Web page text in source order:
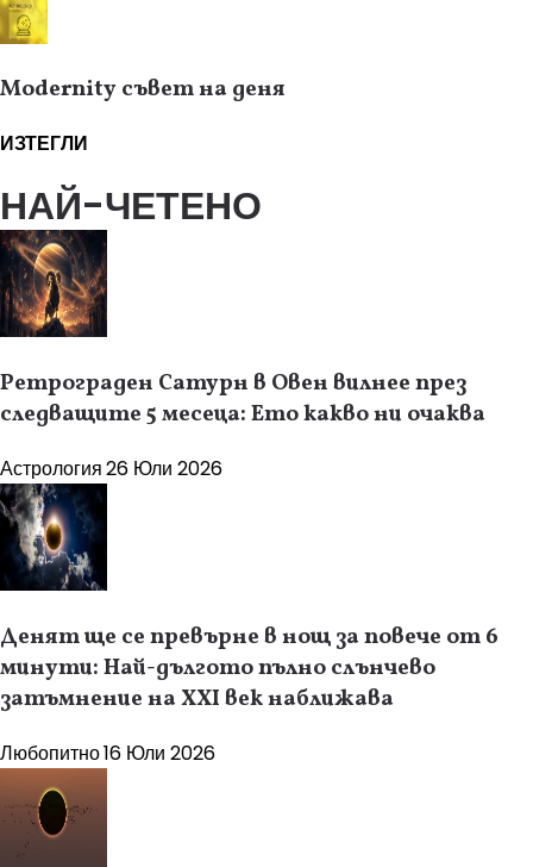
Modernity съвет на деня
ИЗТЕГЛИ
НАЙ-ЧЕТЕНО
Ретрограден Сатурн в Овен вилнее през
следващите 5 месеца: Ето какво ни очаква
Астрология26 Юли 2026
Денят ще се превърне в нощ за повече от 6
минути: Най-дългото пълно слънчево
затъмнение на XXI век наближава
Любопитно16 Юли 2026